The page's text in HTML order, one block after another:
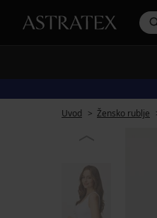
Uvod Žensko rublje